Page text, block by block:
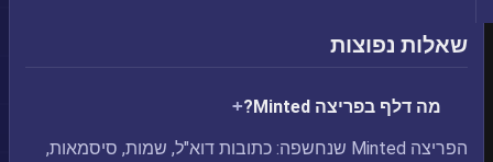
שאלות נפוצות
מה דלף בפריצה Minted?
הפריצה Minted שנחשפה: כתובות דוא"ל, שמות, סיסמאות,